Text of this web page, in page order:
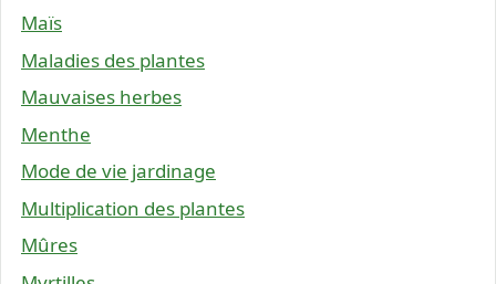
Maïs
Maladies des plantes
Mauvaises herbes
Menthe
Mode de vie jardinage
Multiplication des plantes
Mûres